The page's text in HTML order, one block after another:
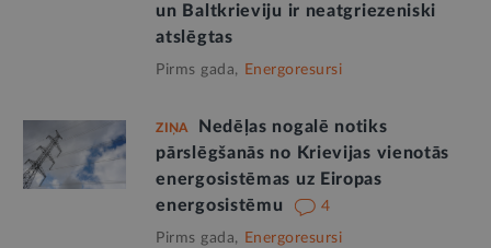
un Baltkrieviju ir neatgriezeniski
atslēgtas
Pirms gada, Energoresursi
ZIŅA
Nedēļas nogalē notiks
pārslēgšanās no Krievijas vienotās
energosistēmas uz Eiropas
energosistēmu
4
Pirms gada, Energoresursi